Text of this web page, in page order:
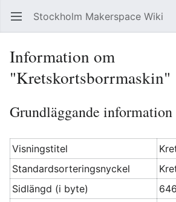
Öppna huvudmenyn Stockholm Makerspace Wiki
Information om
"Kretskortsborrmaskin"
Grundläggande information
Visningstitel
Standardsorteringsnyckel
Sidlängd (i byte)
646